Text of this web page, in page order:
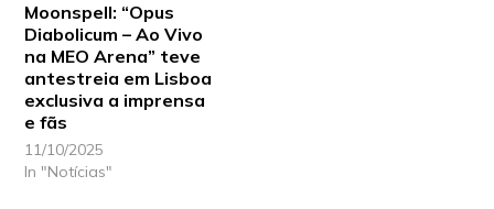
Moonspell: “Opus
Diabolicum – Ao Vivo
na MEO Arena” teve
antestreia em Lisboa
exclusiva a imprensa
e fãs
11/10/2025
In "Notícias"